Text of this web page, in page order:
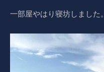
一部屋やはり寝坊しました。